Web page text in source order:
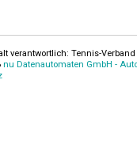
verantwortlich: Tennis-
nu Datenautomaten GmbH -